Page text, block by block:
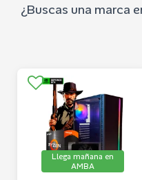
¿Buscas una marca
Llega mañana en
AMBA